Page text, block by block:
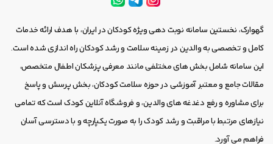
گهوارک، نخستین سامانه نوبت دهی ویژه کودکان در ایران، با هدف ارائه خدمات
کامل و تخصصی به والدین در زمینه سلامت و رشد کودکان راه اندازی شده است.
این سامانه شامل بخش های مختلفی مانند معرفی پزشکان اطفال متخصص،
مقالات جامع و معتبر آموزشی در حوزه سلامت کودکان، بخش پرسش و پاسخ
برای مشاوره و رفع دغدغه های والدین، و فروشگاه آنلاین کودک است که تمامی
نیازهای مرتبط با مراقبت و رشد کودک را به صورت یکپارچه و با دسترسی آسان
فراهم می آورد.